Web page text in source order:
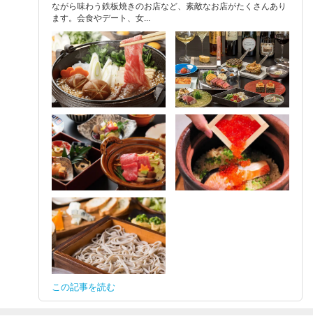
ながら味わう鉄板焼きのお店など、素敵なお店がたくさんあり
ます。会食やデート、女...
この記事を読む